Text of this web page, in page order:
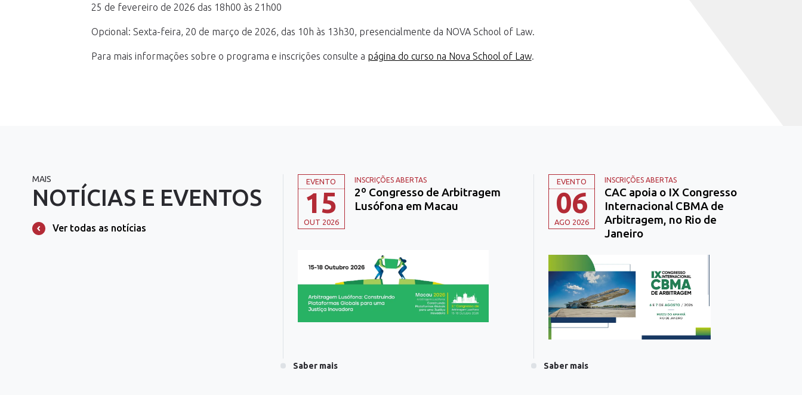
25 de fevereiro de 2026 das 18h00 às 21h00
Opcional: Sexta-feira, 20 de março de 2026, das 10h às 13h30, presencialmente da NOVA School of Law.
Para mais informações sobre o programa e inscrições consulte a página do curso na Nova School of Law.
MAIS
NOTÍCIAS E EVENTOS
Ver todas as notícias
EVENTO
15
OUT 2026
INSCRIÇÕES ABERTAS
2º Congresso de Arbitragem
Lusófona em Macau
Saber mais
EVENTO
06
AGO 2026
INSCRIÇÕES ABERTAS
CAC apoia o IX Congresso
Internacional CBMA de
Arbitragem, no Rio de
Janeiro
Saber mais